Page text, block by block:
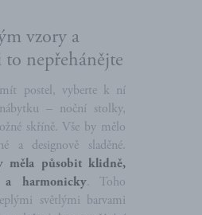
vzory a
to nepřehánějte
postel, vyberte k ní
– noční stolky,
skříně. Vše by mělo
a designově sladěné.
měla působit klidně,
a harmonicky. Toho
světlými barvami